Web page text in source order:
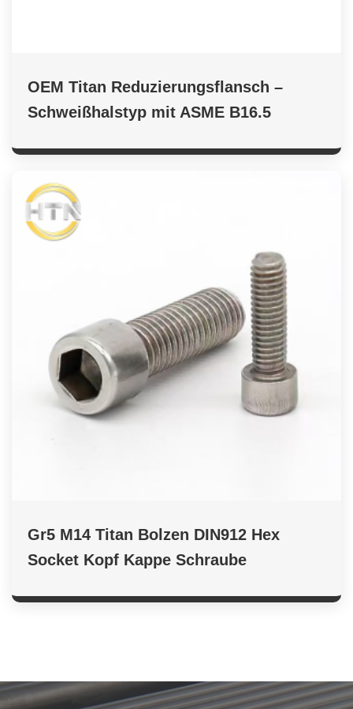
OEM Titan Reduzierungsflansch –
Schweißhalstyp mit ASME B16.5
Gr5 M14 Titan Bolzen DIN912 Hex
Socket Kopf Kappe Schraube